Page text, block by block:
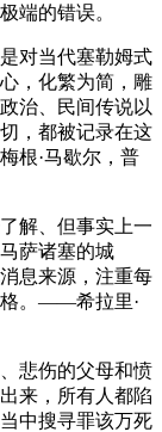
端的错误。
对当代塞勒姆式
，化繁为简，雕
治、民间传说以
，都被记录在这
根·马歇尔，普
解、但事实上一
萨诸塞的城
息来源，注重每
格。——希拉里·
悲伤的父母和愤
来，所有人都陷
中搜寻罪该万死